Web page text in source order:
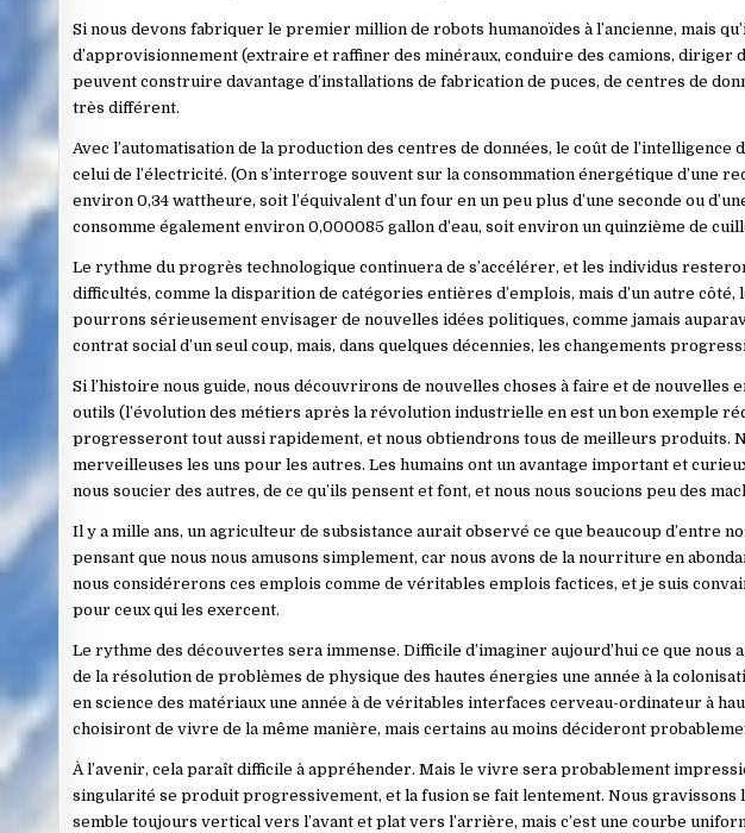
Si nous devons fabriquer le premier million de robots humanoïdes à l’ancienne, mais
d’approvisionnement (extraire et raffiner des minéraux, conduire des camions, diriger
peuvent construire davantage d’installations de fabrication de puces, de centres de
très différent.
Avec l’automatisation de la production des centres de données, le coût de
celui de l’électricité. (On s’interroge souvent sur la consommation énergétique d’une
environ 0,34 wattheure, soit l’équivalent d’un four en un peu plus d’une seconde ou
consomme également environ 0,000085 gallon d’eau, soit environ un quinzième de
Le rythme du progrès technologique continuera de s’accélérer, et les individus
difficultés, comme la disparition de catégories entières d’emplois, mais d’un autre
pourrons sérieusement envisager de nouvelles idées politiques, comme jamais
contrat social d’un seul coup, mais, dans quelques décennies, les changements
Si l’histoire nous guide, nous découvrirons de nouvelles choses à faire et de nouvelles
outils (l’évolution des métiers après la révolution industrielle en est un bon exemple
progresseront tout aussi rapidement, et nous obtiendrons tous de meilleurs produits.
merveilleuses les uns pour les autres. Les humains ont un avantage important et
nous soucier des autres, de ce qu’ils pensent et font, et nous nous soucions peu des
Il y a mille ans, un agriculteur de subsistance aurait observé ce que beaucoup d’entre
pensant que nous nous amusons simplement, car nous avons de la nourriture en
nous considérerons ces emplois comme de véritables emplois factices, et je suis
pour ceux qui les exercent.
Le rythme des découvertes sera immense. Difficile d’imaginer aujourd’hui ce que
de la résolution de problèmes de physique des hautes énergies une année à la
en science des matériaux une année à de véritables interfaces cerveau-ordinateur à
choisiront de vivre de la même manière, mais certains au moins décideront
À l’avenir, cela paraît difficile à appréhender. Mais le vivre sera probablement
singularité se produit progressivement, et la fusion se fait lentement. Nous
semble toujours vertical vers l’avant et plat vers l’arrière, mais c’est une courbe